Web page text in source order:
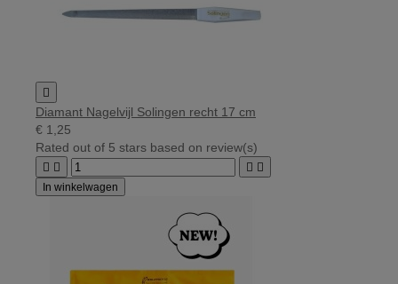

Diamant Nagelvijl Solingen recht 17 cm
€ 1,25
Rated out of 5 stars based on review(s)
   
In winkelwagen